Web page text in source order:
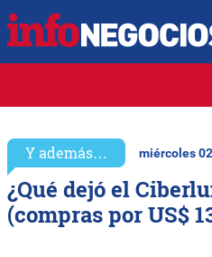
Y además… miércoles
¿Qué dejó el
(compras por US$